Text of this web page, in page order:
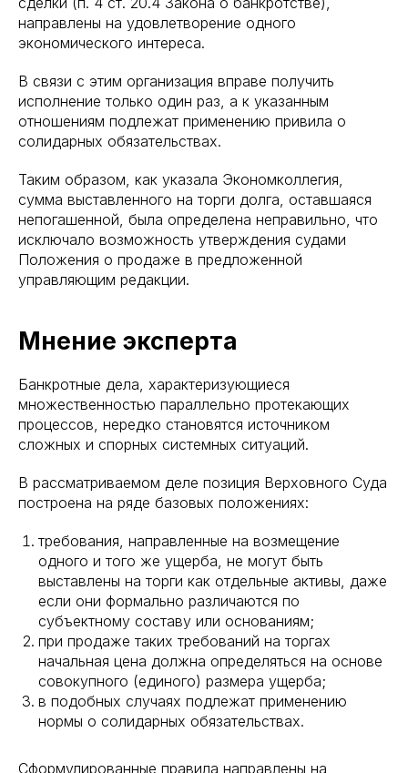
направлены на удовлетворение одного
экономического интереса.
В связи с этим организация вправе получить
исполнение только один раз, а к указанным
отношениям подлежат применению привила о
солидарных обязательствах.
Таким образом, как указала Экономколлегия,
сумма выставленного на торги долга, оставшаяся
непогашенной, была определена неправильно, что
исключало возможность утверждения судами
Положения о продаже в предложенной
управляющим редакции.
Мнение эксперта
Банкротные дела, характеризующиеся
множественностью параллельно протекающих
процессов, нередко становятся источником
сложных и спорных системных ситуаций.
В рассматриваемом деле позиция Верховного Суда
построена на ряде базовых положениях:
требования, направленные на возмещение
одного и того же ущерба, не могут быть
выставлены на торги как отдельные активы, даже
если они формально различаются по
субъектному составу или основаниям;
при продаже таких требований на торгах
начальная цена должна определяться на основе
совокупного (единого) размера ущерба;
в подобных случаях подлежат применению
нормы о солидарных обязательствах.
Сформулированные правила направлены на